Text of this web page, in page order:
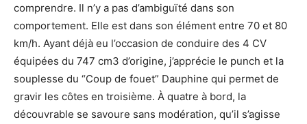
comprendre. Il n’y a pas d’ambiguïté dans son
comportement. Elle est dans son élément entre 70 et 80
km/h. Ayant déjà eu l’occasion de conduire des 4 CV
équipées du 747 cm3 d’origine, j’apprécie le punch et la
souplesse du “Coup de fouet” Dauphine qui permet de
gravir les côtes en troisième. À quatre à bord, la
découvrable se savoure sans modération, qu’il s’agisse